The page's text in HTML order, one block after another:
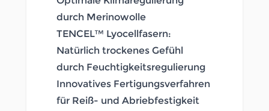
durch Merinowolle
TENCEL™ Lyocellfasern:
Natürlich trockenes Gefühl
durch Feuchtigkeitsregulierung
Innovatives Fertigungsverfahren
für Reiß- und Abriebfestigkeit